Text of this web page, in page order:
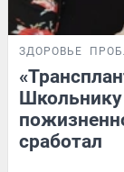
ЗДОРОВЬЕ
сработал